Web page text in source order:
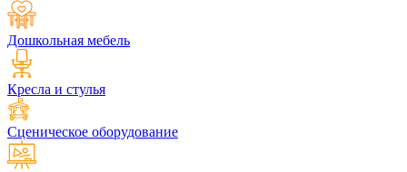
Дошкольная мебель
Кресла и стулья
Сценическое оборудование